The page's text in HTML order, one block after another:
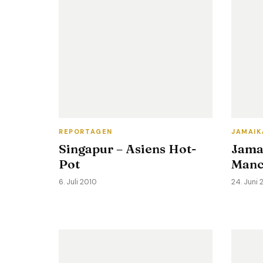
REPORTAGEN
Singapur – Asiens Hot-
Pot
6. Juli 2010 24. Juni